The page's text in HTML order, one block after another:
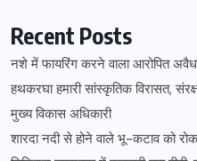
Recent Posts
नशे में फायरिंग करने वाला आरोपित अवैध
हथकरघा हमारी सांस्कृतिक विरासत,
मुख्य विकास अधिकारी
शारदा नदी से होने वाले भू-कटाव को